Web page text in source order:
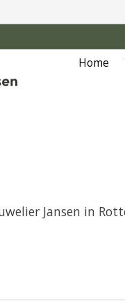
Home
Jansen in